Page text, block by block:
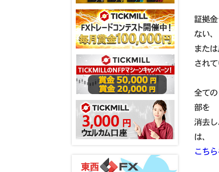
証拠
ない、
また
され
全て
部を
消去
は、
こち